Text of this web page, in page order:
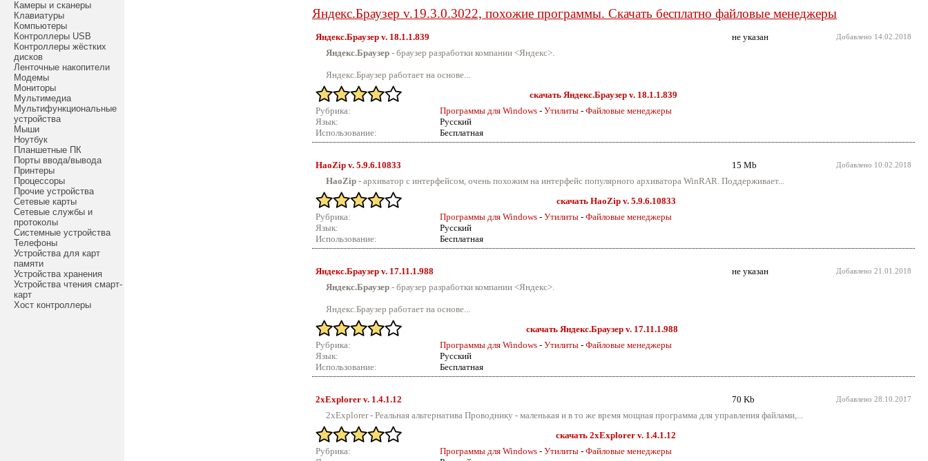
Камеры и сканеры
Клавиатуры
Компьютеры
Контроллеры USB
Контроллеры жёстких
дисков
Ленточные накопители
Модемы
Мониторы
Мультимедиа
Мультифункциональные
устройства
Мыши
Ноутбук
Планшетные ПК
Порты ввода/вывода
Принтеры
Процессоры
Прочие устройства
Сетевые карты
Сетевые службы и
протоколы
Системные устройства
Телефоны
Устройства для карт
памяти
Устройства хранения
Устройства чтения смарт-
карт
Хост контроллеры
Яндекс.Браузер v.19.3.0.3022, похожие программы. Скачать бесплатно файловые менеджеры
Яндекс.Браузер v. 18.1.1.839 не указан Добавлено 14.02.2018
Яндекс.Браузер - браузер разработки компании <Яндекс>.
Яндекс.Браузер работает на основе...
скачать Яндекс.Браузер v. 18.1.1.839
Рубрика:
Программы для Windows - Утилиты - Файловые менеджеры
Язык:
Русский
Использование:
Бесплатная
HaoZip v. 5.9.6.10833 15 Mb Добавлено 10.02.2018
HaoZip - архиватор с интерфейсом, очень похожим на интерфейс популярного архиватора WinRAR. Поддерживает...
скачать HaoZip v. 5.9.6.10833
Рубрика:
Программы для Windows - Утилиты - Файловые менеджеры
Язык:
Русский
Использование:
Бесплатная
Яндекс.Браузер v. 17.11.1.988 не указан Добавлено 21.01.2018
Яндекс.Браузер - браузер разработки компании <Яндекс>.
Яндекс.Браузер работает на основе...
скачать Яндекс.Браузер v. 17.11.1.988
Рубрика:
Программы для Windows - Утилиты - Файловые менеджеры
Язык:
Русский
Использование:
Бесплатная
2xExplorer v. 1.4.1.12 70 Kb Добавлено 28.10.2017
2xExplorer - Реальная альтернатива Проводнику - маленькая и в то же время мощная программа для управления файлами,...
скачать 2xExplorer v. 1.4.1.12
Рубрика:
Программы для Windows - Утилиты - Файловые менеджеры